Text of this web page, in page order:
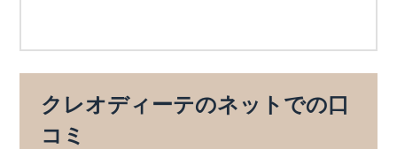
クレオディーテのネットでの口
コミ